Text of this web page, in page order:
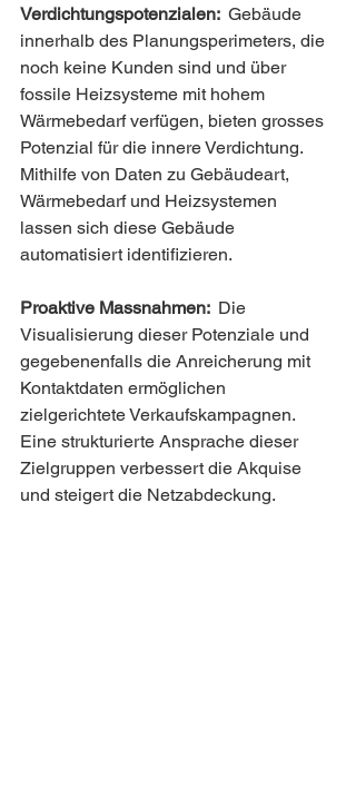
Verdichtungspotenzialen: Gebäude
innerhalb des Planungsperimeters, die
noch keine Kunden sind und über
fossile Heizsysteme mit hohem
Wärmebedarf verfügen, bieten grosses
Potenzial für die innere Verdichtung.
Mithilfe von Daten zu Gebäudeart,
Wärmebedarf und Heizsystemen
lassen sich diese Gebäude
automatisiert identifizieren.
Proaktive Massnahmen: Die
Visualisierung dieser Potenziale und
gegebenenfalls die Anreicherung mit
Kontaktdaten ermöglichen
zielgerichtete Verkaufskampagnen.
Eine strukturierte Ansprache dieser
Zielgruppen verbessert die Akquise
und steigert die Netzabdeckung.